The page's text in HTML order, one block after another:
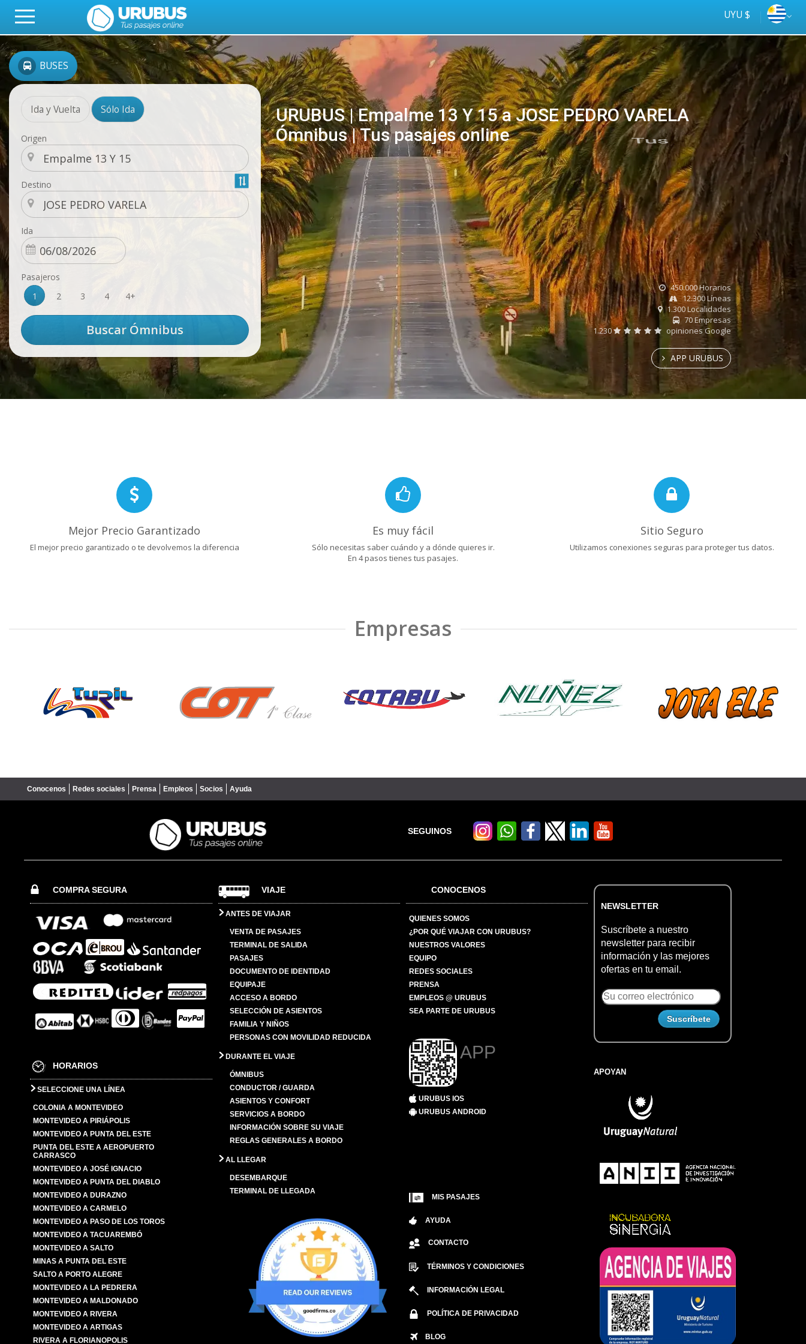
UYU $
BUSES
Ida y Vuelta Sólo Ida
Origen
Destino
Ida
Pasajeros
1
2 3 4 4+
URUBUS | Empalme 13 Y 15 a JOSE PEDRO VARELA
Ómnibus | Tus pasajes online
online
Tus
ómnibus
450.000 Horarios
12.300 Líneas
1.300 Localidades
70 Empresas
1.230
opiniones Google
APP URUBUS
Mejor Precio Garantizado
El mejor precio garantizado o te devolvemos la diferencia
Es muy fácil
Sólo necesitas saber cuándo y a dónde quieres ir.
En 4 pasos tienes tus pasajes.
Sitio Seguro
Utilizamos conexiones seguras para proteger tus datos.
Empresas
Conocenos Redes sociales Prensa Empleos Socios Ayuda
SEGUINOS
COMPRA SEGURA
HORARIOS
SELECCIONE UNA LÍNEA
COLONIA A MONTEVIDEO
MONTEVIDEO A PIRIÁPOLIS
MONTEVIDEO A PUNTA DEL ESTE
PUNTA DEL ESTE A AEROPUERTO
CARRASCO
MONTEVIDEO A JOSÉ IGNACIO
MONTEVIDEO A PUNTA DEL DIABLO
MONTEVIDEO A DURAZNO
MONTEVIDEO A CARMELO
MONTEVIDEO A PASO DE LOS TOROS
MONTEVIDEO A TACUAREMBÓ
MONTEVIDEO A SALTO
MINAS A PUNTA DEL ESTE
SALTO A PORTO ALEGRE
MONTEVIDEO A LA PEDRERA
MONTEVIDEO A MALDONADO
MONTEVIDEO A RIVERA
MONTEVIDEO A ARTIGAS
RIVERA A FLORIANOPOLIS
VIAJE
ANTES DE VIAJAR
VENTA DE PASAJES
TERMINAL DE SALIDA
PASAJES
DOCUMENTO DE IDENTIDAD
EQUIPAJE
ACCESO A BORDO
SELECCIÓN DE ASIENTOS
FAMILIA Y NIÑOS
PERSONAS CON MOVILIDAD REDUCIDA
DURANTE EL VIAJE
ÓMNIBUS
CONDUCTOR / GUARDA
ASIENTOS Y CONFORT
SERVICIOS A BORDO
INFORMACIÓN SOBRE SU VIAJE
REGLAS GENERALES A BORDO
AL LLEGAR
DESEMBARQUE
TERMINAL DE LLEGADA
CONOCENOS
QUIENES SOMOS
¿POR QUÉ VIAJAR CON URUBUS?
NUESTROS VALORES
EQUIPO
REDES SOCIALES
PRENSA
EMPLEOS @ URUBUS
SEA PARTE DE URUBUS
APP
URUBUS IOS
URUBUS ANDROID
MIS PASAJES
AYUDA
CONTACTO
TÉRMINOS Y CONDICIONES
INFORMACIÓN LEGAL
POLÍTICA DE PRIVACIDAD
BLOG
NEWSLETTER
Suscríbete a nuestro
newsletter para recibir
información y las mejores
ofertas en tu email.
APOYAN